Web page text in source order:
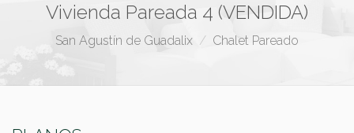
Vivienda Pareada 4 (VENDIDA)
San Agustín de Guadalix Chalet Pareado